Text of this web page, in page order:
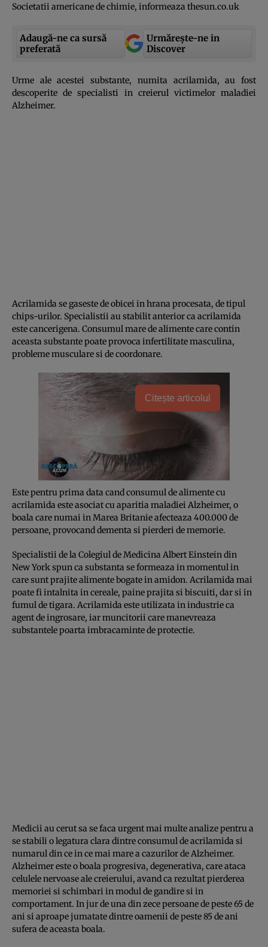
Societatii americane de chimie, informeaza thesun.co.uk
Adaugă-ne ca sursă
preferată
Urmărește-ne in
Discover
Urme ale acestei substante, numita acrilamida, au fost
descoperite de specialisti in creierul victimelor maladiei
Alzheimer.
Acrilamida se gaseste de obicei in hrana procesata, de tipul
chips-urilor. Specialistii au stabilit anterior ca acrilamida
este cancerigena. Consumul mare de alimente care contin
aceasta substante poate provoca infertilitate masculina,
probleme musculare si de coordonare.
Citește articolul
Este pentru prima data cand consumul de alimente cu
acrilamida este asociat cu aparitia maladiei Alzheimer, o
boala care numai in Marea Britanie afecteaza 400.000 de
persoane, provocand dementa si pierderi de memorie.
Specialistii de la Colegiul de Medicina Albert Einstein din
New York spun ca substanta se formeaza in momentul in
care sunt prajite alimente bogate in amidon. Acrilamida mai
poate fi intalnita in cereale, paine prajita si biscuiti, dar si in
fumul de tigara. Acrilamida este utilizata in industrie ca
agent de ingrosare, iar muncitorii care manevreaza
substantele poarta imbracaminte de protectie.
Medicii au cerut sa se faca urgent mai multe analize pentru a
se stabili o legatura clara dintre consumul de acrilamida si
numarul din ce in ce mai mare a cazurilor de Alzheimer.
Alzheimer este o boala progresiva, degenerativa, care ataca
celulele nervoase ale creierului, avand ca rezultat pierderea
memoriei si schimbari in modul de gandire si in
comportament. In jur de una din zece persoane de peste 65 de
ani si aproape jumatate dintre oamenii de peste 85 de ani
sufera de aceasta boala.